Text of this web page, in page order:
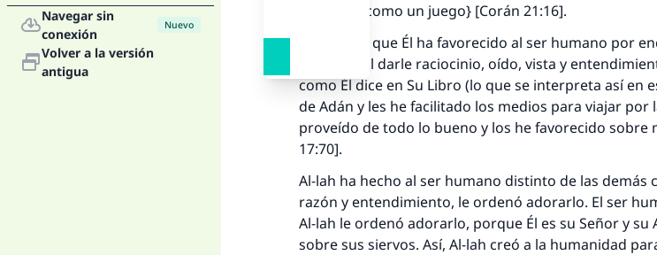
Navegar sin
conexión
Nuevo
Volver a la versión
antigua
ellos solo como un juego} [Corán 21:16].
Y creemos que Él ha favorecido al ser humano por
criaturas al darle raciocinio, oído, vista y
como Él dice en Su Libro (lo que se interpreta así en
de Adán y les he facilitado los medios para viajar por
proveído de todo lo bueno y los he favorecido sobre
17:70].
Al-lah ha hecho al ser humano distinto de las
razón y entendimiento, le ordenó adorarlo. El ser
Al-lah le ordenó adorarlo, porque Él es su Señor y su
sobre sus siervos. Así, Al-lah creó a la humanidad
La respuesta no. 110845
Desde la Q hasta la A, su